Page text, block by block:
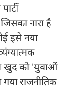
नारा है
इसे नया
ने खुद को 'युवाओं
राजनीतिक